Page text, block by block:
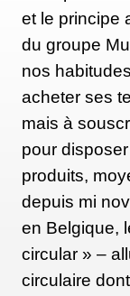
et le principe
du groupe
nos
acheter ses
mais à
pour
produits,
depuis mi
en Belgique,
circular » –
circulaire